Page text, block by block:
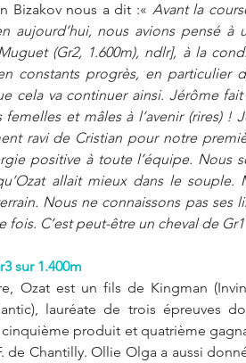
Bizakov nous a dit :« Avant la
aujourd’hui, nous avions pensé
(Gr2, 1.600m), ndlr], à la
constants progrès, en particulier
cela va continuer ainsi. Jérôme
femelles et mâles à l’avenir (rires)
ravi de Cristian pour notre
positive à toute l’équipe. Nous
allait mieux dans le souple.
Nous ne connaissons pas ses
C’est peut-être un cheval de
sur 1.400m
Ozat est un fils de Kingman
lauréate de trois épreuves
produit et quatrième
de Chantilly. Ollie Olga a aussi